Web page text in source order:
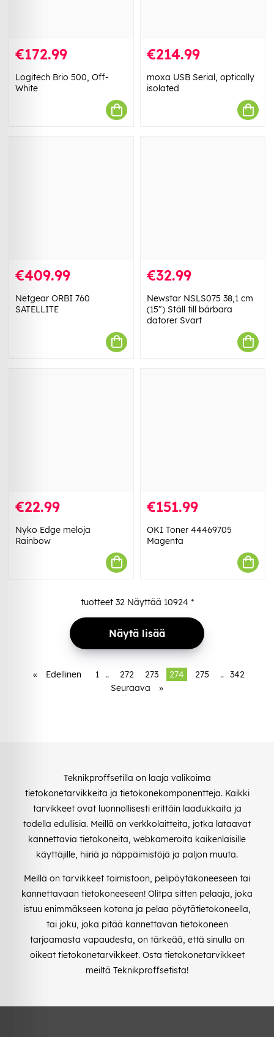
€172.99
Logitech Brio 500, Off-
White
€214.99
moxa USB Serial, optically
isolated
€409.99
Netgear ORBI 760
SATELLITE
€32.99
Newstar NSLS075 38,1 cm
(15") Ställ till bärbara
datorer Svart
€22.99
Nyko Edge meloja
Rainbow
€151.99
OKI Toner 44469705
Magenta
tuotteet 32Näyttää 10924 *
Näytä lisää
« Edellinen 1 .. 272 273 274 275 .. 342
Seuraava
»
Teknikproffsetilla on laaja valikoima
tietokonetarvikkeita ja tietokonekomponentteja. Kaikki
tarvikkeet ovat luonnollisesti erittäin laadukkaita ja
todella edullisia. Meillä on verkkolaitteita, jotka lataavat
kannettavia tietokoneita, webkameroita kaikenlaisille
käyttäjille, hiiriä ja näppäimistöjä ja paljon muuta.
Meillä on tarvikkeet toimistoon, pelipöytäkoneeseen tai
kannettavaan tietokoneeseen! Olitpa sitten pelaaja, joka
istuu enimmäkseen kotona ja pelaa pöytätietokoneella,
tai joku, joka pitää kannettavan tietokoneen
tarjoamasta vapaudesta, on tärkeää, että sinulla on
oikeat tietokonetarvikkeet. Osta tietokonetarvikkeet
meiltä Teknikproffsetista!